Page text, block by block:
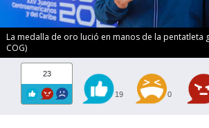
La medalla de oro lució en manos de la pentatleta
COG)
23
19 0